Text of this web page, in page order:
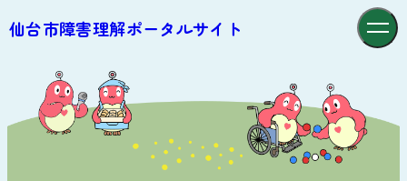
仙台市障害理解ポータルサイト